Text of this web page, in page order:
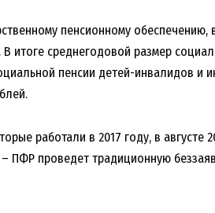
пенсионному
В итоге среднегодовой размер
пенсии детей-инвалидов и
работали в 2017 году, в августе
ПФР проведет традиционную